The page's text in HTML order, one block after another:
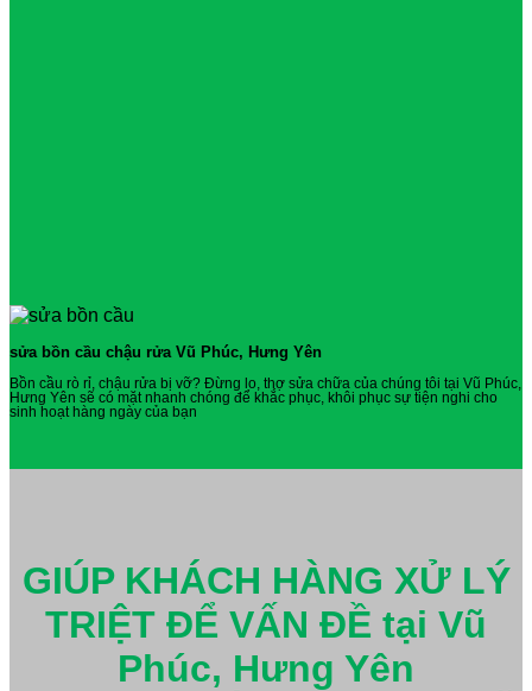
sửa bồn cầu chậu rửa Vũ Phúc, Hưng Yên
Bồn cầu rò rỉ, chậu rửa bị vỡ? Đừng lo, thợ sửa chữa của chúng tôi tại Vũ Phúc,
Hưng Yên sẽ có mặt nhanh chóng để khắc phục, khôi phục sự tiện nghi cho
sinh hoạt hàng ngày của bạn
GIÚP KHÁCH HÀNG XỬ LÝ
TRIỆT ĐỂ VẤN ĐỀ tại Vũ
Phúc, Hưng Yên